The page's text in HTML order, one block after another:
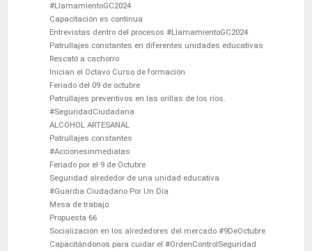
#LlamamientoGC2024
Capacitación es continua
Entrevistas dentro del procesos #LlamamientoGC2024
Patrullajes constantes en diferentes unidades educativas
Rescató a cachorro
Inician el Octavo Curso de formación
Feriado del 09 de octubre
Patrullajes preventivos en las orillas de los ríos.
#SeguridadCiudadana
ALCOHOL ARTESANAL
Patrullajes constantes
#Accionesinmediatas
Feriado por el 9 de Octubre
Seguridad alrededor de una unidad educativa
#Guardia Ciudadano Por Un Día
Mesa de trabajo
Propuesta 66
Socialización en los alrededores del mercado #9DeOctubre
Capacitándonos para cuidar el #OrdenControlSeguridad